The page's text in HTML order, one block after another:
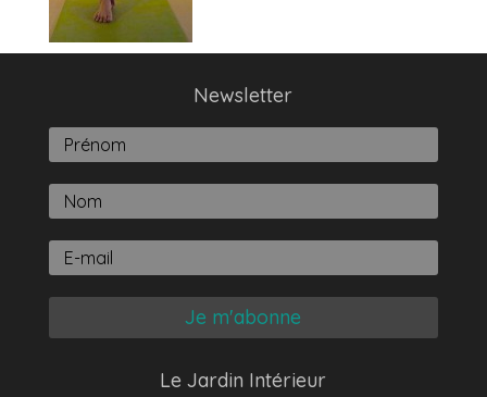
Newsletter
Je m'abonne
Le Jardin Intérieur